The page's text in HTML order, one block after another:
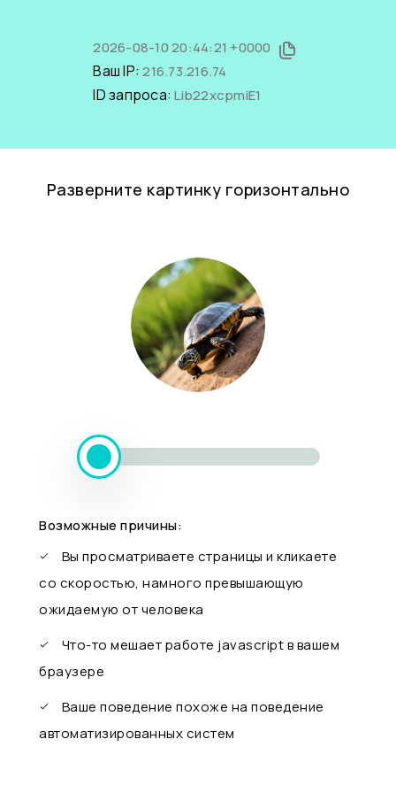
2026-08-10 20:44:21 +0000
Ваш IP:216.73.216.74
ID запроса:Lib22xcpmiE1
Разверните картинку горизонтально
Возможные причины:
Вы просматриваете страницы и кликаете
со скоростью, намного превышающую
ожидаемую от человека
Что-то мешает работе javascript в вашем
браузере
Ваше поведение похоже на поведение
автоматизированных систем